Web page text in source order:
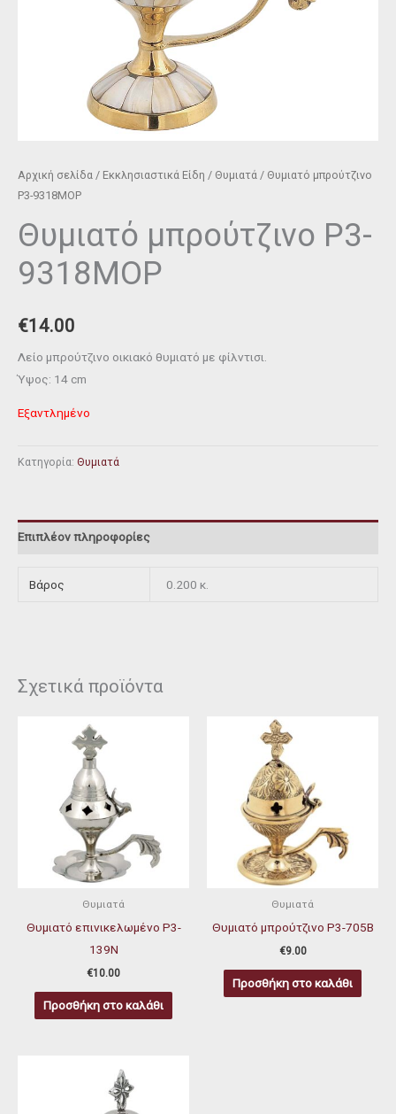
Αρχική σελίδα / Εκκλησιαστικά Είδη / Θυμιατά / Θυμιατό μπρούτζινο
P3-9318MOP
Θυμιατό μπρούτζινο P3-
9318MOP
€14.00
Λείο μπρούτζινο οικιακό θυμιατό με φίλντισι.
Ύψος: 14 cm
Εξαντλημένο
Κατηγορία: Θυμιατά
Επιπλέον πληροφορίες
Βάρος 0.200 κ.
Σχετικά προϊόντα
Θυμιατά
Θυμιατό επινικελωμένο P3-
139N
€10.00
Προσθήκη στο καλάθι
Θυμιατά
Θυμιατό μπρούτζινο P3-705Β
€9.00
Προσθήκη στο καλάθι